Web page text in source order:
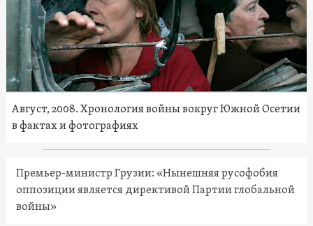
Август, 2008. Хронология войны вокруг Южной Осетии
в фактах и фотографиях
Премьер-министр Грузии: «Нынешняя русофобия
оппозиции является директивой Партии глобальной
войны»